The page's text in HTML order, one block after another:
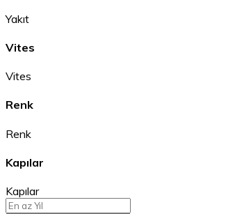
Yakıt
Vites
Vites
Renk
Renk
Kapılar
Kapılar